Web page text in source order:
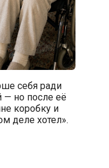
себя ради
— но после её
коробку и
деле хотел».